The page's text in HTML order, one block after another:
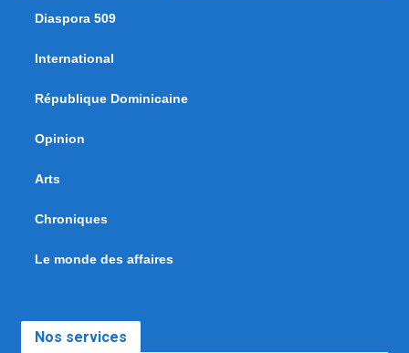
Diaspora 509
International
République Dominicaine
Opinion
Arts
Chroniques
Le monde des affaires
Nos services